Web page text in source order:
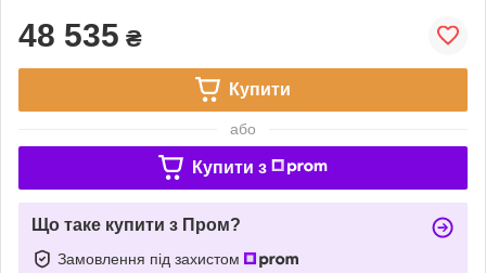
48 535 ₴
Купити
або
Купити з
Що таке купити з Пром?
Замовлення під захистом